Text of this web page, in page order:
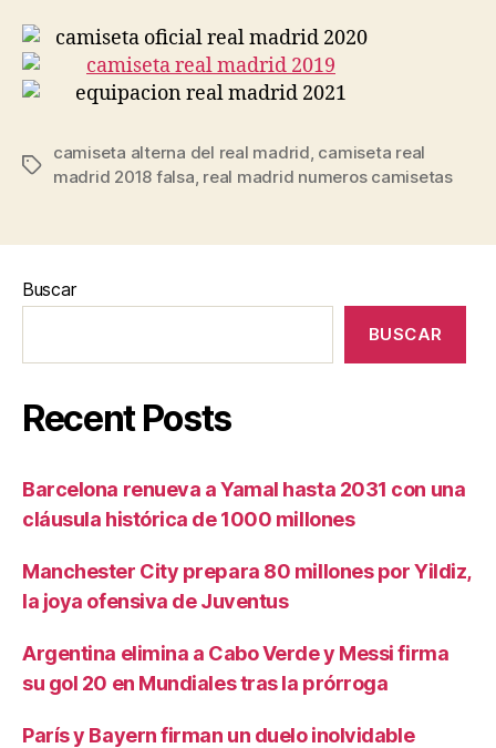
Etiquetas
camiseta alterna del real madrid, camiseta real
madrid 2018 falsa, real madrid numeros camisetas
Buscar
BUSCAR
Recent Posts
Barcelona renueva a Yamal hasta 2031 con una
cláusula histórica de 1000 millones
Manchester City prepara 80 millones por Yildiz,
la joya ofensiva de Juventus
Argentina elimina a Cabo Verde y Messi firma
su gol 20 en Mundiales tras la prórroga
París y Bayern firman un duelo inolvidable